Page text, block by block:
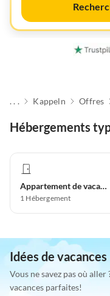
. . . Kappeln Offres
Hébergements
Appartement de vacances
1 Hébergement
Idées de vacances
Vous ne savez pas où aller
vacances parfaites!